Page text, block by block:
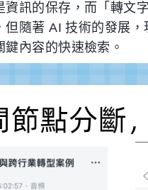
訊的保存，而「轉文
隨著 AI 技術的發展
內容的快速檢索。